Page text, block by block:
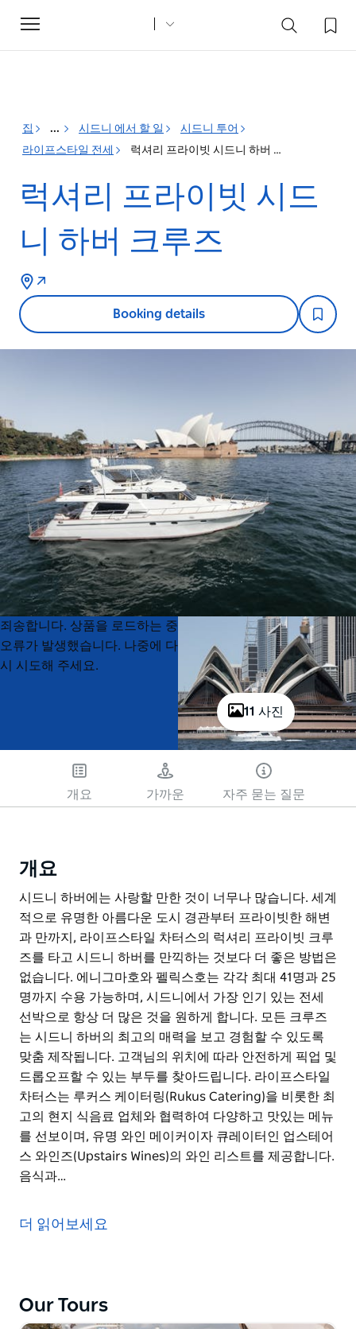
Toggle
navigation
집 ... 시드니 에서 할 일
시드니 투어
라이프스타일 전세
럭셔리 프라이빗 시드니 하버 크루즈
럭셔리 프라이빗 시드
니 하버 크루즈
Booking details
11 사진
Product
List
Product
List
죄송합니다. 상품을 로드하는 중
오류가 발생했습니다. 나중에 다
시 시도해 주세요.
개요 가까운 자주 묻는 질문
개요
시드니 하버에는 사랑할 만한 것이 너무나 많습니다. 세계
적으로 유명한 아름다운 도시 경관부터 프라이빗한 해변
과 만까지, 라이프스타일 차터스의 럭셔리 프라이빗 크루
즈를 타고 시드니 하버를 만끽하는 것보다 더 좋은 방법은
없습니다. 에니그마호와 펠릭스호는 각각 최대 41명과 25
명까지 수용 가능하며, 시드니에서 가장 인기 있는 전세
선박으로 항상 더 많은 것을 원하게 합니다. 모든 크루즈
는 시드니 하버의 최고의 매력을 보고 경험할 수 있도록
맞춤 제작됩니다. 고객님의 위치에 따라 안전하게 픽업 및
드롭오프할 수 있는 부두를 찾아드립니다. 라이프스타일
차터스는 루커스 케이터링(Rukus Catering)을 비롯한 최
고의 현지 식음료 업체와 협력하여 다양하고 맛있는 메뉴
를 선보이며, 유명 와인 메이커이자 큐레이터인 업스테어
스 와인즈(Upstairs Wines)의 와인 리스트를 제공합니다.
음식과…
적으로 유명한 아름다운 도시 경관부터 프라이빗한 해변
명까지 수용 가능하며, 시드니에서 가장 인기 있는 전세
선박으로 항상 더 많은 것을 원하게 합니다. 모든 크루즈
더 읽어보세요
Our Tours